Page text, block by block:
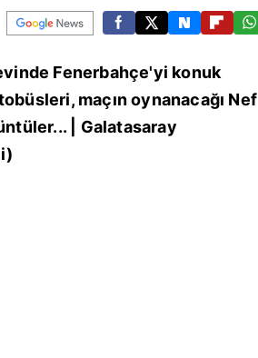
Fenerbahçe'yi konuk
maçın oynanacağı Nef
| Galatasaray